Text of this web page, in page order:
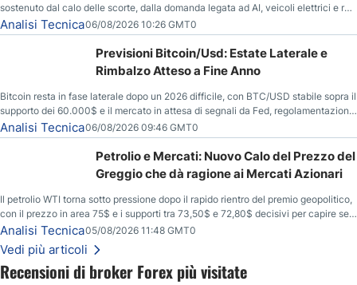
Recensioni di broker Forex più visitate
sostenuto dal calo delle scorte, dalla domanda legata ad AI, veicoli elettrici e reti
energetiche, e dai timori di deficit produttivo dal 2028.
Analisi Tecnica06/08/2026 10:26 GMT0
Previsioni Bitcoin/Usd: Estate Laterale e
Rimbalzo Atteso a Fine Anno
Bitcoin resta in fase laterale dopo un 2026 difficile, con BTC/USD stabile sopra il
supporto dei 60.000$ e il mercato in attesa di segnali da Fed, regolamentazione
USA ed elezioni di medio termine.
Analisi Tecnica06/08/2026 09:46 GMT0
Petrolio e Mercati: Nuovo Calo del Prezzo del
Greggio che dà ragione ai Mercati Azionari
Il petrolio WTI torna sotto pressione dopo il rapido rientro del premio geopolitico,
con il prezzo in area 75$ e i supporti tra 73,50$ e 72,80$ decisivi per capire se il
ribasso potrà estendersi verso quota 70$.
Analisi Tecnica05/08/2026 11:48 GMT0
Vedi più articoli